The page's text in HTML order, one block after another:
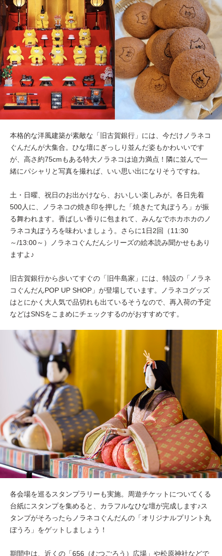
本格的な洋風建築が素敵な「旧古賀銀行」には、今だけノラネコ
ぐんだんが大集合。ひな壇にぎっしり並んだ姿もかわいいです
が、高さ約75cmもある特大ノラネコは迫力満点！隣に並んで一
緒にパシャリと写真を撮れば、いい思い出になりそうですね。
土・日曜、祝日のお出かけなら、おいしい楽しみが。各日先着
500人に、ノラネコの焼き印を押した「焼きたて丸ぼうろ」が振
る舞われます。香ばしい香りに包まれて、みんなでホカホカのノ
ラネコ丸ぼうろを味わいましょう。さらに1日2回（11:30
～/13:00～）ノラネコぐんだんシリーズの絵本読み聞かせもあり
ますよ♪
旧古賀銀行から歩いてすぐの「旧牛島家」には、特設の「ノラネ
コぐんだんPOP UP SHOP」が登場しています。ノラネコグッズ
はとにかく大人気で品切れも出ているそうなので、再入荷の予定
などはSNSをこまめにチェックするのがおすすめです。
各会場を巡るスタンプラリーも実施。周遊チケットについてくる
台紙にスタンプを集めると、カラフルなひな壇が完成します♪ス
タンプがそろったらノラネコぐんだんの「オリジナルプリント丸
ぼうろ」をゲットしましょう！
期間中は、近くの「656（むつごろう）広場」や松原神社などで